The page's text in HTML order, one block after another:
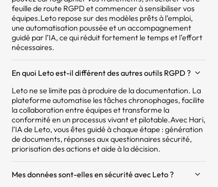
feuille de route RGPD et commencer à sensibiliser vos
équipes.Leto repose sur des modèles prêts à l’emploi,
une automatisation poussée et un accompagnement
guidé par l’IA, ce qui réduit fortement le temps et l’effort
nécessaires.
En quoi Leto est-il différent des autres outils RGPD ?
Leto ne se limite pas à produire de la documentation. La
plateforme automatise les tâches chronophages, facilite
la collaboration entre équipes et transforme la
conformité en un processus vivant et pilotable.Avec Hari,
l’IA de Leto, vous êtes guidé à chaque étape : génération
de documents, réponses aux questionnaires sécurité,
priorisation des actions et aide à la décision.
Mes données sont-elles en sécurité avec Leto ?